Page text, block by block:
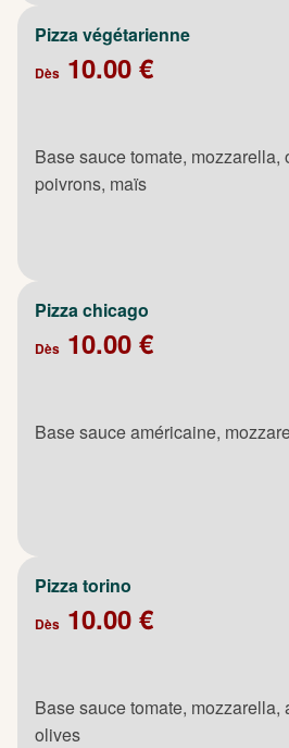
Pizza végétarienne
Dès 10.00 €
Base sauce tomate, mozzarella,
poivrons, maïs
Pizza chicago
Dès 10.00 €
Base sauce américaine,
Pizza torino
Dès 10.00 €
Base sauce tomate, mozzarella,
olives